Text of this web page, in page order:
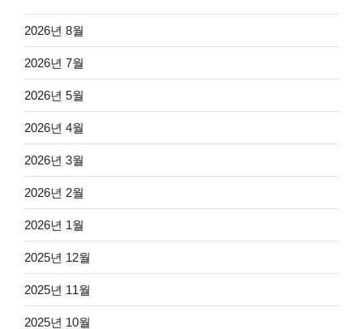
2026년 8월
2026년 7월
2026년 5월
2026년 4월
2026년 3월
2026년 2월
2026년 1월
2025년 12월
2025년 11월
2025년 10월